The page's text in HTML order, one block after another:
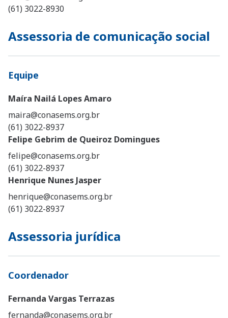
(61) 3022-8930
Assessoria de comunicação social
Equipe
Maíra Nailá Lopes Amaro
maira@conasems.org.br
(61) 3022-8937
Felipe Gebrim de Queiroz Domingues
felipe@conasems.org.br
(61) 3022-8937
Henrique Nunes Jasper
henrique@conasems.org.br
(61) 3022-8937
Assessoria jurídica
Coordenador
Fernanda Vargas Terrazas
fernanda@conasems.org.br